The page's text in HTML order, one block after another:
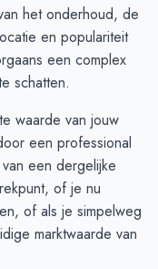
het onderhoud, de
en populariteit
een complex
schatten.
waarde van jouw
een professional
een dergelijke
of je nu
of als je simpelweg
marktwaarde van